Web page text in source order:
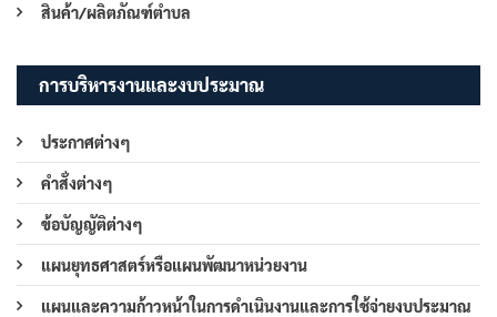
สินค้า/ผลิตภัณฑ์ตำบล
การบริหารงานและงบประมาณ
ประกาศต่างๆ
คำสั่งต่างๆ
ข้อบัญญัติต่างๆ
แผนยุทธศาสตร์หรือแผนพัฒนาหน่วยงาน
แผนและความก้าวหน้าในการดำเนินงานและการใช้จ่ายงบประมาณ